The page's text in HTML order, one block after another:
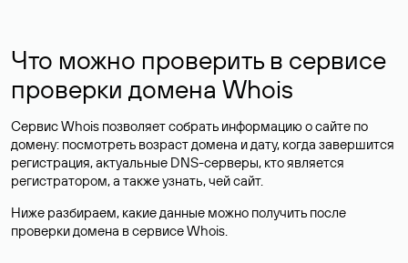
Что можно проверить в сервисе
проверки домена Whois
Сервис Whois позволяет собрать информацию о сайте по
домену: посмотреть возраст домена и дату, когда завершится
регистрация, актуальные DNS-серверы, кто является
регистратором, а также узнать, чей сайт.
Ниже разбираем, какие данные можно получить после
проверки домена в сервисе Whois.